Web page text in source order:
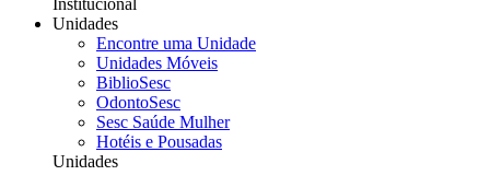
Institucional
Unidades
Encontre uma Unidade
Unidades Móveis
BiblioSesc
OdontoSesc
Sesc Saúde Mulher
Hotéis e Pousadas
Unidades